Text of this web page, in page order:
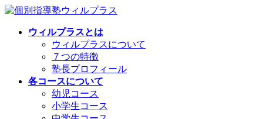
コ
ナ
ウィルプラスとは
ウィルプラスについて
７つの特徴
塾長プロフィール
各コースについて
幼児コース
小学生コース